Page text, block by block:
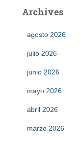
Archives
agosto 2026
julio 2026
junio 2026
mayo 2026
abril 2026
marzo 2026